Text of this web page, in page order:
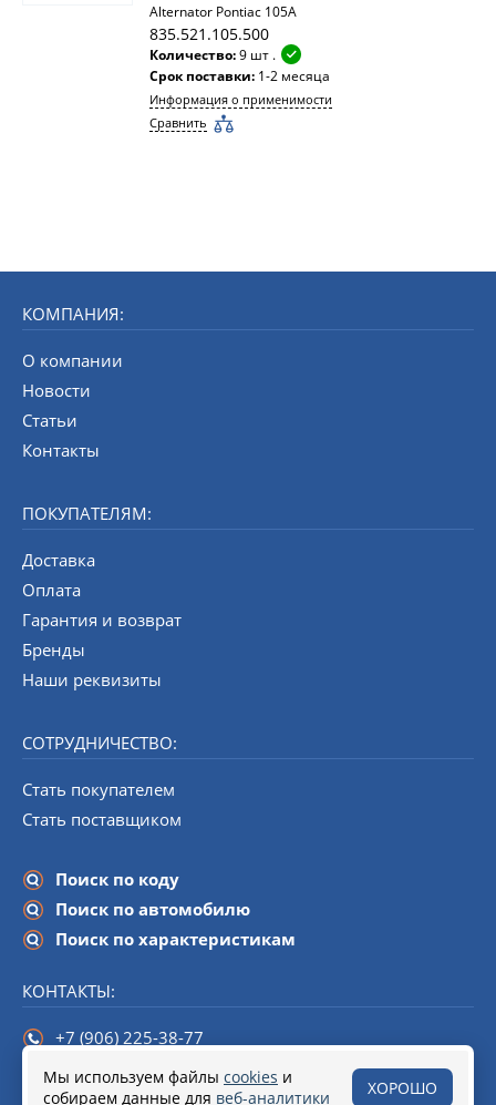
Alternator Pontiac 105A
835.521.105.500
Количество:9 шт .
Срок поставки: 1-2 месяца
Информация о применимости
Сравнить
СОТРУДНИЧЕСТВО:
Стать покупателем
Стать поставщиком
Поиск по коду
Поиск по автомобилю
Поиск по характеристикам
КОМПАНИЯ:
О компании
Новости
Статьи
Контакты
ПОКУПАТЕЛЯМ:
Доставка
Оплата
Гарантия и возврат
Бренды
Наши реквизиты
КОНТАКТЫ:
+7 (906) 225-38-77
info@startline-spb.ru
190020,Санкт-Петербург, набережная Обводного канала,
Мы используем файлы cookies и
собираем данные для веб-аналитики ХОРОШО